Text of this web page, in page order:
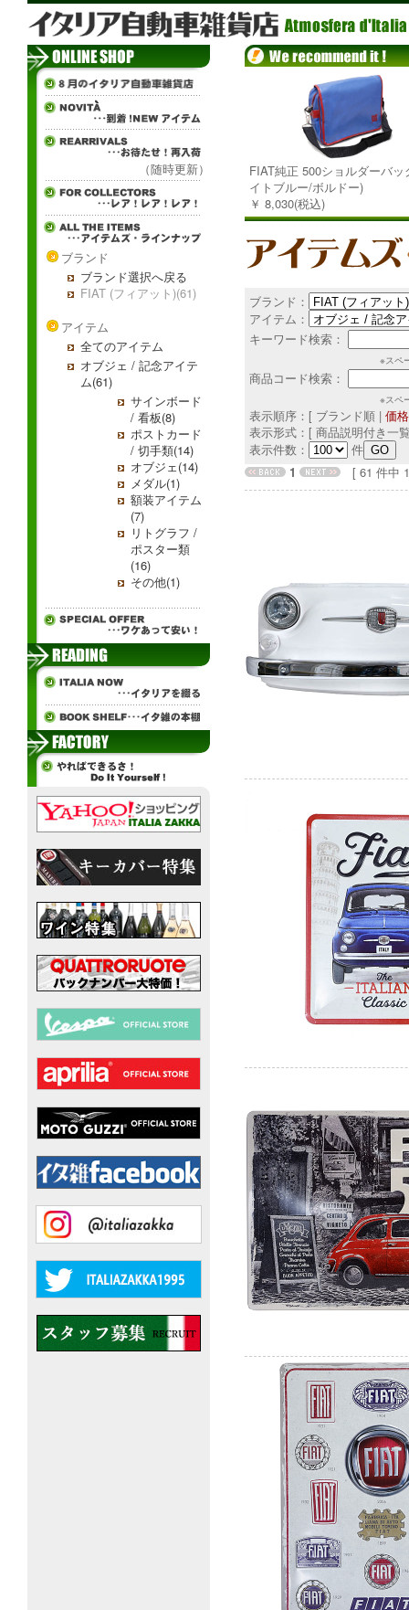
（随時更新）
ブランド
ブランド選択へ戻る
FIAT (フィアット)(61)
アイテム
全てのアイテム
オブジェ / 記念アイテ
ム(61)
サインボード
/ 看板(8)
ポストカード
/ 切手類(14)
オブジェ(14)
メダル(1)
額装アイテム
(7)
リトグラフ /
ポスター類
(16)
その他(1)
FIAT純正 500ショルダーバッ
イトブルー/ボルドー)
￥ 8,030(税込)
ブランド：
アイテム：
キーワード検索：
※スペ
商品コード検索：
※スペ
表示順序：[ ブランド順 | 価
表示形式：[ 商品説明付き一
表示件数：
件
1
[ 61 件中 1